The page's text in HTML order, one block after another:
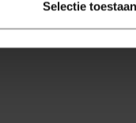
Selectie toestaan